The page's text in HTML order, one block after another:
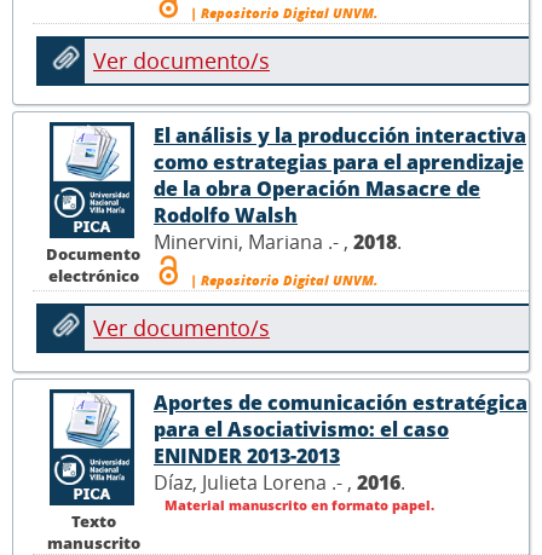
| Repositorio Digital UNVM.
Ver documento/s
Documento
electrónico
El análisis y la producción interactiva
como estrategias para el aprendizaje
de la obra Operación Masacre de
Rodolfo Walsh
Minervini, Mariana .- , 2018.
| Repositorio Digital UNVM.
Ver documento/s
Texto
manuscrito
Aportes de comunicación estratégica
para el Asociativismo: el caso
ENINDER 2013-2013
Díaz, Julieta Lorena .- , 2016.
Material manuscrito en formato papel.